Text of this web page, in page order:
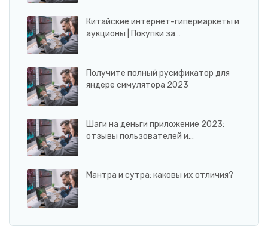
Китайские интернет-гипермаркеты и
аукционы | Покупки за…
Получите полный русификатор для
яндере симулятора 2023
Шаги на деньги приложение 2023:
отзывы пользователей и…
Мантра и сутра: каковы их отличия?